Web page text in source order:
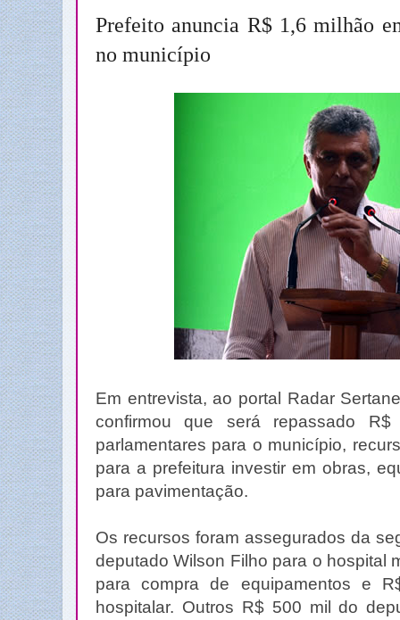
Prefeito anuncia R$ 1,6 milhão
no município
Em entrevista, ao portal Radar
confirmou que será repassado
parlamentares para o município,
para a prefeitura investir em obras,
para pavimentação.
Os recursos foram assegurados da
deputado Wilson Filho para o hospital
para compra de equipamentos e
hospitalar. Outros R$ 500 mil do